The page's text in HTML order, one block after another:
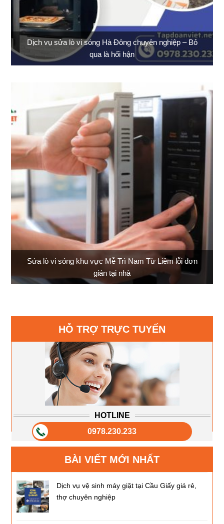
Dịch vụ sửa lò vi sóng Hà Đông chuyên nghiệp – Bỏ
qua là hối hận
Sửa lò vi sóng khu vực Mễ Trì Nam Từ Liêm lỗi đơn
giản tại nhà
HỖ TRỢ TRỰC TUYẾN
HOTLINE
0978.230.233
BÀI VIẾT MỚI NHẤT
Dịch vụ vệ sinh máy giặt tại Cầu Giấy giá rẻ,
thợ chuyên nghiệp